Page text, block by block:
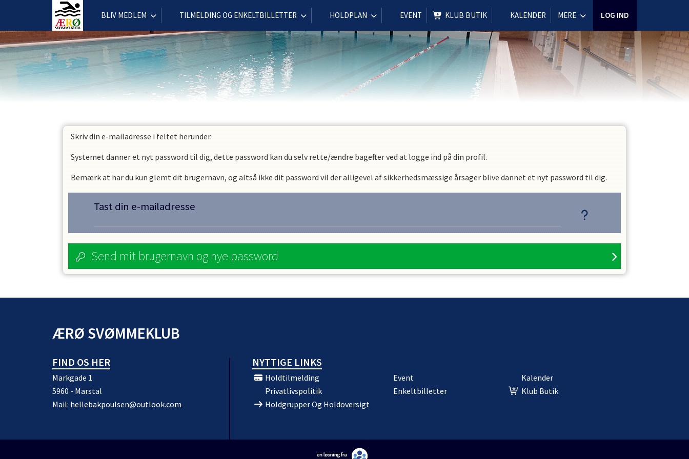
BLIV MEDLEM TILMELDING OG ENKELTBILLETTER HOLDPLAN EVENT KLUB BUTIK KALENDER MERE LOG IND
Skriv din e-mailadresse i feltet herunder.
Systemet danner et nyt password til dig, dette password kan du selv rette/ændre bagefter ved at logge ind på din profil.
Bemærk at har du kun glemt dit brugernavn, og altså ikke dit password vil der alligevel af sikkerhedsmæssige årsager blive dannet et nyt password til dig.
Tast din e-mailadresse
Send mit brugernavn og nye password
ÆRØ SVØMMEKLUB
FIND OS HER
Markgade 1
5960 - Marstal
Mail: hellebakpoulsen@outlook.com
NYTTIGE LINKS
Holdtilmelding Event
Kalender
Privatlivspolitik
Enkeltbilletter
Klub Butik
Holdgrupper Og Holdoversigt